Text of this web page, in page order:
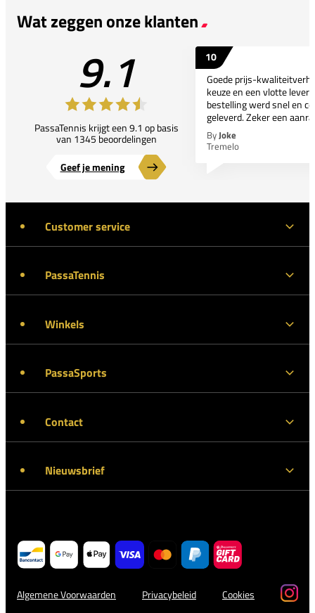
Wat zeggen onze klanten
9.1
PassaTennis krijgt een 9.1 op basis
van 1345 beoordelingen
Geef je mening
10
Goede prijs-
keuze en een vlotte
bestelling werd snel en
geleverd. Zeker een
ByJoke
Tremelo
Customer service
PassaTennis
Winkels
PassaSports
Contact
Nieuwsbrief
Algemene Voorwaarden Privacybeleid Cookies